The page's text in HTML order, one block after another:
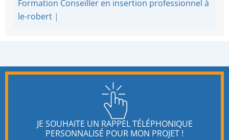
Formation Conseiller en insertion professionnel à
le-robert |
JE SOUHAITE UN RAPPEL TÉLÉPHONIQUE
PERSONNALISÉ POUR MON PROJET !